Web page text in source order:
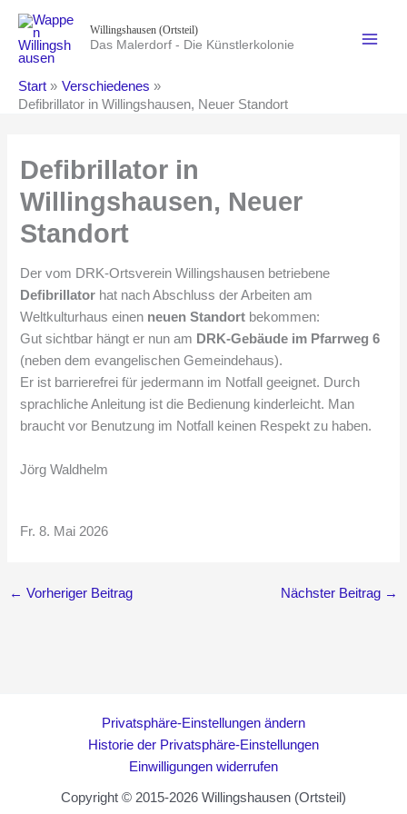
Inhalt
springen
Willingshausen (Ortsteil)
Das Malerdorf - Die Künstlerkolonie
Start
Verschiedenes
Defibrillator in Willingshausen, Neuer Standort
Defibrillator in
Willingshausen, Neuer
Standort
Der vom DRK-Ortsverein Willingshausen betriebene
Defibrillator hat nach Abschluss der Arbeiten am
Weltkulturhaus einen neuen Standort bekommen:
Gut sichtbar hängt er nun am DRK-Gebäude im Pfarrweg 6
(neben dem evangelischen Gemeindehaus).
Er ist barrierefrei für jedermann im Notfall geeignet. Durch
sprachliche Anleitung ist die Bedienung kinderleicht. Man
braucht vor Benutzung im Notfall keinen Respekt zu haben.
Jörg Waldhelm
Fr. 8. Mai 2026
← Vorheriger Beitrag Nächster Beitrag →
Privatsphäre-Einstellungen ändern
Historie der Privatsphäre-Einstellungen
Einwilligungen widerrufen
Copyright © 2015-2026 Willingshausen (Ortsteil)